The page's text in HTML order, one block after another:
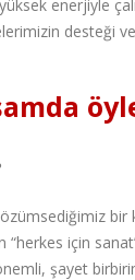
enerjiyle
desteği ve
bir
için
şayet